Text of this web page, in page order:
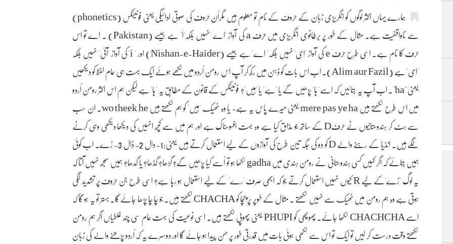
ہمارے یہاں اکثر لوگوں کو انگریزی زبان کے حروف کے نام تو معلوم ہیں مگراُن حروف کی صوتی ادائیگی یعنی فونیٹکس (phonetics)
سے ناواقفیت ہے۔ مثال کے طور پر برطانوی انگریزی میں حرف a کی آواز 'اے 'نہیں بلکہ'اَ' ہے جیسے (Pakistan) ۔ اے تو اس
حرف کا نام ہے۔ اسی طرح حرف e کی آواز 'اِی' نہیں بلکہ' اے' ہے جیسے (Nishan-e-Haider) اور ' i 'کی آواز 'آئی' نہیں بلکہ
'اِی' ہے (Alim aur Fazil)۔ اب اس بات کو ذہن میں رکھ کر آپ اس رومن اُردو میں لکھے ہوئے ایک بہت ہی عام لفظ کو دیکھیں
یعنی "ha"۔ اب آپ یہ بتائیں کہ اسے 'ہا' پڑھیں گے یا 'ہے' یا 'ہیں'؟ فونیٹکس کے قانون کے مطابق یہ 'ہا' ہے لیکن ہم اس اکثر رومن اُردو
میں اس طرح لکھتے ہیں mere pas ye ha یعنی میرے پاس یہ ہے- یا وہ ٹھیک 'ہیں' کو ہم لکھتے ہیں wo theek he۔ ان سب
سے ہٹ کر ہندوستانیوں نے حرفD کے ساتھ جو مذاق کیا ہے وہ بہت افسوسناک ہے اور ہم میں سے کچھ انہیں کی دیکھا دیکھی وہی کرنے
لگے ہیں۔ انڈیا کے رہنے والے D کو دو کی جگہ تین طرح کی آوازوں کے لیے استعمال کرتے ہیں یعنی:1- دال 2- ڈال 3- ڑے۔ اب کوئی
ہمیں بتائے کہ اگر کہیں کسی ہندوستانی نے رومن ہندی میں gadha لکھا ہو تو اُسے کیا پڑھیں گے؟ گڑھا؟ گڈھا؟ یا گدھا؟ ہمیں سمجھ نہیں آتا کہ
یہ لوگ 'ڑے'کے لیے R کیوں نہیں استعمال کرتے جو کہ ابھی صرف 'رے' کے لیے استعمال ہو رہا ہے؟ اسی طرح جن حروف پر تشدید لگی
ہوتی ہے وہ ہم رومن میں ٹھیک سے نہیں لکھتے ۔ مثال کے طوپر پر چچا کو CHACHA لکھتے ہیں۔ جو چا چا پڑھا جائے گا۔ بہتر تو یہ ہو گا کہ
اسے CHACHCHA لکھا جائے۔ پھوپھی کو PHUPI یعنی پھوپی لکھتے ہیں۔ اسی نوعیت کی بہت عام سی چند غلطیاں اگر ہم رومن
لکھتے وقت درست کر لیں تو ایک تو اس سے لکھی ہوئی بات میں قدرتی طور پر حسن پیدا ہو جائے گا اور دوسرے یہ کہ اُردو پڑھنے والے کی زبان